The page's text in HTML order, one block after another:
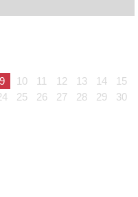
9 10 11 12 13 14
15
25 26 27 28 29
30